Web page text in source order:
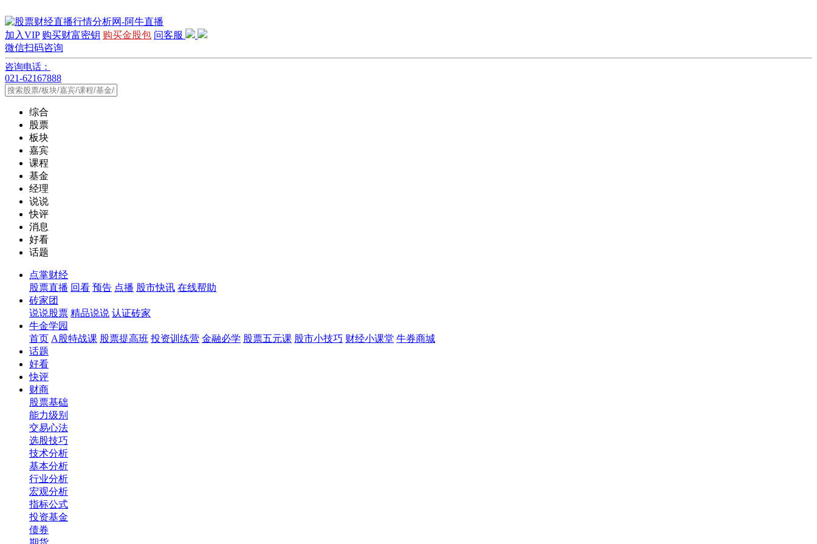
加入VIP 购买财富密钥 购买金股包 问客服
微信扫码咨询
咨询电话：
021-62167888
综合
股票
板块
嘉宾
课程
基金
经理
说说
快评
消息
好看
话题
点掌财经
股票直播 回看 预告 点播 股市快讯 在线帮助
砖家团
说说股票 精品说说 认证砖家
牛金学园
首页 A股特战课 股票提高班 投资训练营 金融必学 股票五元课 股市小技巧 财经小课堂 牛券商城
话题
好看
快评
财商
股票基础
能力级别
交易心法
选股技巧
技术分析
基本分析
行业分析
宏观分析
指标公式
投资基金
债券